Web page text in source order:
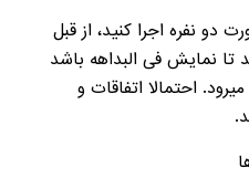
دو نفره اجرا کنید، از قبل
تا نمایش فی البداهه باشد
احتمالا اتفاقات و